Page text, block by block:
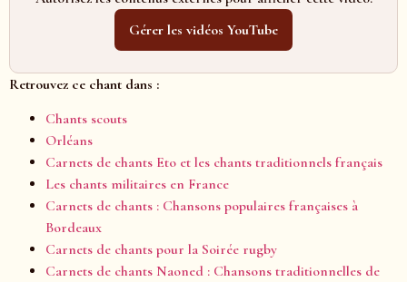
Gérer les vidéos YouTube
Retrouvez ce chant dans :
Chants scouts
Orléans
Carnets de chants Eto et les chants traditionnels français
Les chants militaires en France
Carnets de chants : Chansons populaires françaises à
Bordeaux
Carnets de chants pour la Soirée rugby
Carnets de chants Naoned : Chansons traditionnelles de